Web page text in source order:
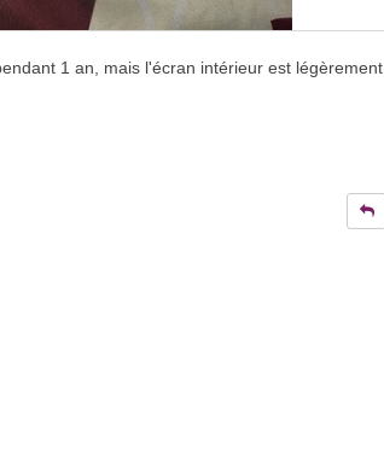
1 an, mais l'écran intérieur est légèrement